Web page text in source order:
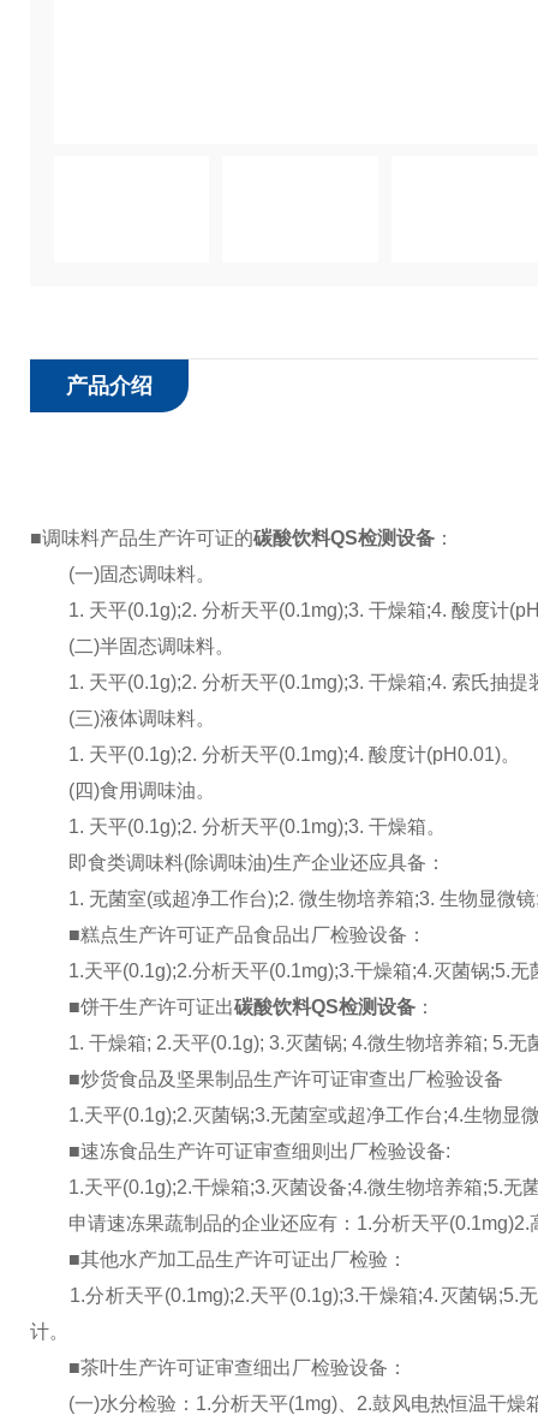
产品介绍
■调味料产品生产许可证的碳酸饮料QS检测设备 ：
(一)固态调味料。
1. 天平(0.1g);2. 分析天平(0.1mg);3. 干燥箱;4. 酸度计
(二)半固态调味料。
1. 天平(0.1g);2. 分析天平(0.1mg);3. 干燥箱;4. 索氏抽提
(三)液体调味料。
1. 天平(0.1g);2. 分析天平(0.1mg);4. 酸度计(pH0.01)。
(四)食用调味油。
1. 天平(0.1g);2. 分析天平(0.1mg);3. 干燥箱。
即食类调味料(除调味油)生产企业还应具备：
1. 无菌室(或超净工作台);2. 微生物培养箱;3. 生物显微镜
■糕点生产许可证产品食品出厂检验设备：
1.天平(0.1g);2.分析天平(0.1mg);3.干燥箱;4.灭菌锅;5.无
■饼干生产许可证出碳酸饮料QS检测设备 ：
1. 干燥箱; 2.天平(0.1g); 3.灭菌锅; 4.微生物培养箱; 5.无
■炒货食品及坚果制品生产许可证审查出厂检验设备
1.天平(0.1g);2.灭菌锅;3.无菌室或超净工作台;4.生物显
■速冻食品生产许可证审查细则出厂检验设备:
1.天平(0.1g);2.干燥箱;3.灭菌设备;4.微生物培养箱;5.无
申请速冻果蔬制品的企业还应有：1.分析天平(0.1mg)2.
■其他水产加工品生产许可证出厂检验：
1.分析天平(0.1mg);2.天平(0.1g);3.干燥箱;4.灭菌锅;5.
计。
■茶叶生产许可证审查细出厂检验设备：
(一)水分检验：1.分析天平(1mg)、2.鼓风电热恒温干燥